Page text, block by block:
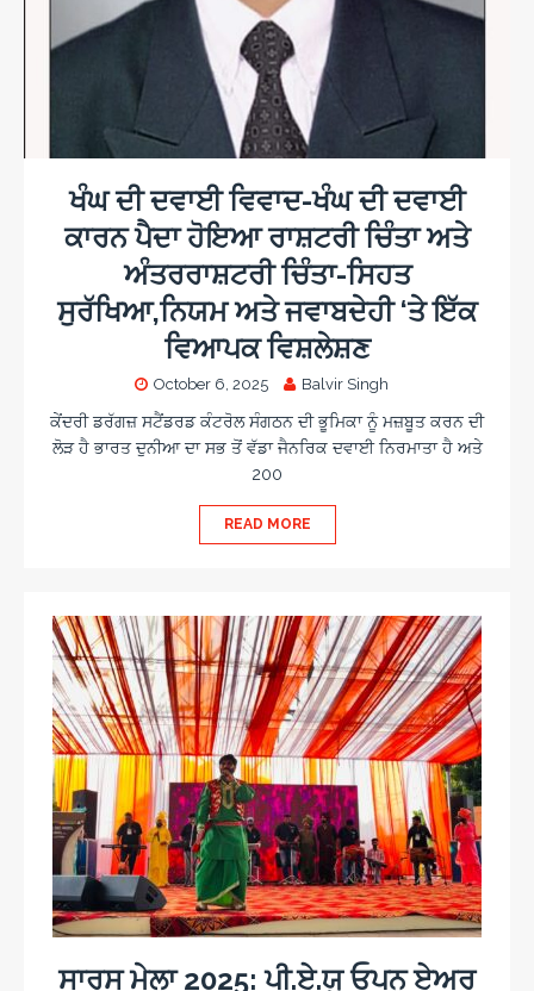
ਖੰਘ ਦੀ ਦਵਾਈ ਵਿਵਾਦ-ਖੰਘ ਦੀ ਦਵਾਈ
ਕਾਰਨ ਪੈਦਾ ਹੋਇਆ ਰਾਸ਼ਟਰੀ ਚਿੰਤਾ ਅਤੇ
ਅੰਤਰਰਾਸ਼ਟਰੀ ਚਿੰਤਾ-ਸਿਹਤ
ਸੁਰੱਖਿਆ,ਨਿਯਮ ਅਤੇ ਜਵਾਬਦੇਹੀ ‘ਤੇ ਇੱਕ
ਵਿਆਪਕ ਵਿਸ਼ਲੇਸ਼ਣ
October 6, 2025 Balvir Singh
ਕੇਂਦਰੀ ਡਰੱਗਜ਼ ਸਟੈਂਡਰਡ ਕੰਟਰੋਲ ਸੰਗਠਨ ਦੀ ਭੂਮਿਕਾ ਨੂੰ ਮਜ਼ਬੂਤ ​​ਕਰਨ ਦੀ
ਲੋੜ ਹੈ ਭਾਰਤ ਦੁਨੀਆ ਦਾ ਸਭ ਤੋਂ ਵੱਡਾ ਜੈਨਰਿਕ ਦਵਾਈ ਨਿਰਮਾਤਾ ਹੈ ਅਤੇ
200
READ MORE
ਸਾਰਸ ਮੇਲਾ 2025: ਪੀ.ਏ.ਯੂ ਓਪਨ ਏਅਰ